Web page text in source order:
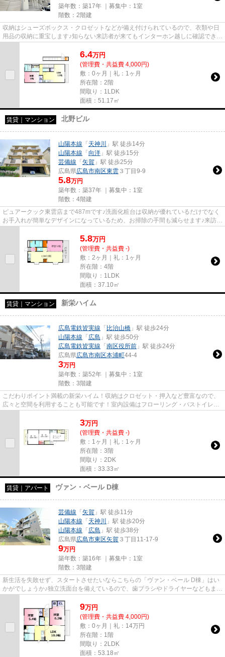
築年数：築17年 ｜募集中： 1室
階数：2階建
収納はシューズボックス・クロゼットなどが備え付けられているので、衣類や日
用品の収納に重宝します♪知らない来訪者が来てもインターホン越しに確認できる
6.4万円
(管理費・共益費 4,000円)
敷：0ヶ月｜礼：1ヶ月
所在階：2階
間取り：1LDK
面積：51.17㎡
賃貸｜マンション 北野ビル
山陽本線 「 天神川
」駅 徒歩14分
山陽本線 「 向洋 」駅 徒歩15分
芸備線 「 矢賀 」駅 徒歩25分
広島県広島市南区東雲 ３丁目9-9
5.8万円
築年数：築37年 ｜募集中： 1室
階数：4階建
ピュアークック東雲店まで487mです♪洗面化粧台は収納が優れているだけでなく
お手入れが簡単なデザインになっているため、お掃除の手間も減らせます♪来訪者
5.8万円
(管理費・共益費 -)
敷：2ヶ月｜礼：1ヶ月
所在階：4階
間取り：1LDK
面積：37.10㎡
賃貸｜マンション 新栄ハイム
広島電鉄皆実線 「 比治山橋 」駅 徒歩24分
山陽本線 「 広島 」駅 徒歩50分
広島電鉄皆実線 「 南区役所前 」駅 徒歩24分
広島県広島市南区本浦町44-4
3万円
築年数：築52年 ｜募集中： 1室
階数：3階建
こだわりポイント満載の新栄ハイム！収納はクロゼット・押入など豊富なので、
広々と空間を利用することも可能です！室内設備はフローリング・バストイレ別
3万円
(管理費・共益費 -)
敷：1ヶ月｜礼：1ヶ月
所在階：3階
間取り：2DK
面積：33.33㎡
賃貸｜アパート ヴァン・ベール D棟
芸備線 「 矢賀 」駅 徒歩11分
山陽本線 「 天神川
」駅 徒歩20分
山陽本線 「 広島 」駅 徒歩38分
広島県広島市東区矢賀 ３丁目11-17-9
9万円
築年数：築16年 ｜募集中： 1室
階数：3階建
新生活を失敗せず、スタートさせたいならこちらの「ヴァン・ベール D棟」はい
かがでしょうか♪独立洗面台を備えているので、歯ブラシやドライヤーなどもまと
9万円
(管理費・共益費 4,000円)
敷：0ヶ月｜礼：14万円
所在階：1階
間取り：2LDK
面積：53.18㎡